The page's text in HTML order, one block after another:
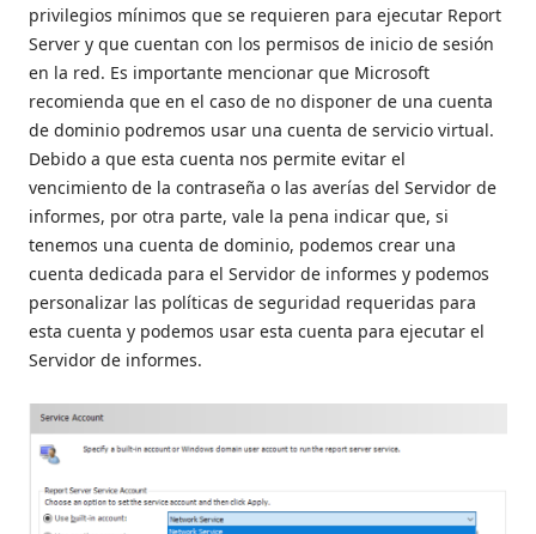
privilegios mínimos que se requieren para ejecutar Report
Server y que cuentan con los permisos de inicio de sesión
en la red. Es importante mencionar que Microsoft
recomienda que en el caso de no disponer de una cuenta
de dominio podremos usar una cuenta de servicio virtual.
Debido a que esta cuenta nos permite evitar el
vencimiento de la contraseña o las averías del Servidor de
informes, por otra parte, vale la pena indicar que, si
tenemos una cuenta de dominio, podemos crear una
cuenta dedicada para el Servidor de informes y podemos
personalizar las políticas de seguridad requeridas para
esta cuenta y podemos usar esta cuenta para ejecutar el
Servidor de informes.